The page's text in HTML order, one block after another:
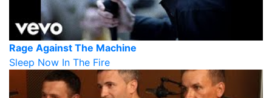
Rage Against The Machine
Sleep Now In The Fire